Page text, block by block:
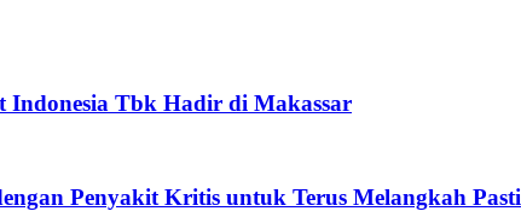
Indonesia Tbk Hadir di Makassar
Penyakit Kritis untuk Terus Melangkah Pasti